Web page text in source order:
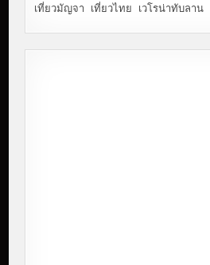
เที่ยวมัญจา
เที่ยวไทย เวโรน่าทับลาน